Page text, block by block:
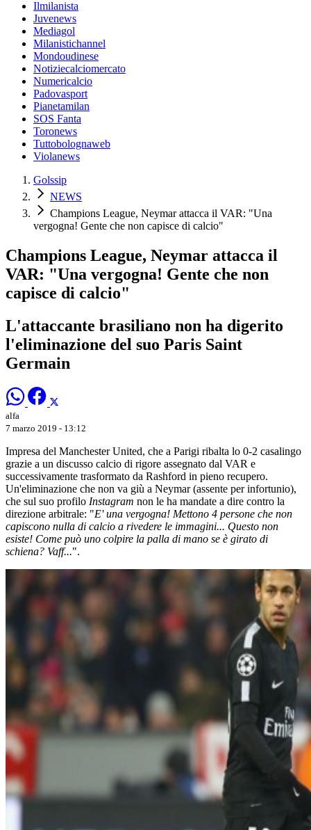
Ilmilanista
Juvenews
Mediagol
Milanistichannel
Mondoudinese
Notiziecalciomercato
Numericalcio
Padovasport
Pianetamilan
SOS Fanta
Toronews
Tuttobolognaweb
Violanews
Golssip
NEWS
Champions League, Neymar attacca il VAR: "Una
vergogna! Gente che non capisce di calcio"
Champions League, Neymar attacca il
VAR: "Una vergogna! Gente che non
capisce di calcio"
L'attaccante brasiliano non ha digerito
l'eliminazione del suo Paris Saint
Germain
alfa
7 marzo 2019 - 13:12
Impresa del Manchester United, che a Parigi ribalta lo 0-2 casalingo
grazie a un discusso calcio di rigore assegnato dal VAR e
successivamente trasformato da Rashford in pieno recupero.
Un'eliminazione che non va giù a Neymar (assente per infortunio),
che sul suo profilo Instagram non le ha mandate a dire contro la
direzione arbitrale: "E' una vergogna! Mettono 4 persone che non
capiscono nulla di calcio a rivedere le immagini... Questo non
esiste! Come può uno colpire la palla di mano se è girato di
schiena? Vaff...".